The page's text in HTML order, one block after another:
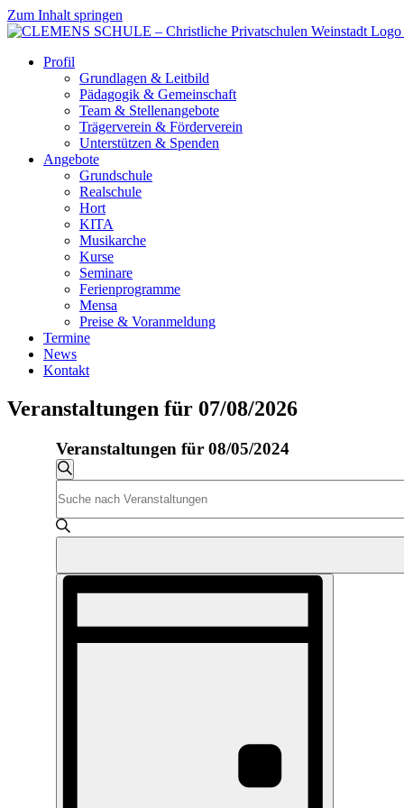
Zum Inhalt springen
Profil
Grundlagen & Leitbild
Pädagogik & Gemeinschaft
Team & Stellenangebote
Trägerverein & Förderverein
Unterstützen & Spenden
Angebote
Grundschule
Realschule
Hort
KITA
Musikarche
Kurse
Seminare
Ferienprogramme
Mensa
Preise & Voranmeldung
Termine
News
Kontakt
Veranstaltungen für 07/08/2026
Veranstaltungen für 08/05/2024
Veranstaltungen
Suche
und
Ansichten,
Navigation
Suche
Schlüsselwort
eingeben.
Suche
Veranstaltungen
Schlüsselwort.
Veranstaltung
Navigation